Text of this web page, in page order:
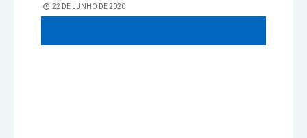
22 DE JUNHO DE 2020